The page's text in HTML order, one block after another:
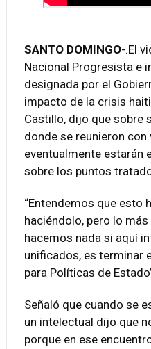
SANTO DOMINGO-.El
Nacional Progresista e
designada por el
impacto de la crisis
Castillo, dijo que sobre
donde se reunieron
eventualmente estarán
sobre los puntos
“Entendemos que esto
haciéndolo, pero lo
hacemos nada si aquí
unificados, es terminar
para Políticas de
Señaló que cuando se
un intelectual dijo que
porque en ese